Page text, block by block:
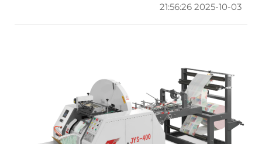
أخبار
الأسئلة الشائعة
2025-10-03 21:56:26